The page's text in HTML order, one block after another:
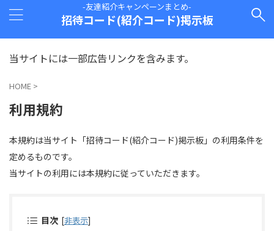
-友達紹介キャンペーンまとめ-
招待コード(紹介コード)掲示板
当サイトには一部広告リンクを含みます。
HOME >
利用規約
本規約は当サイト「招待コード(紹介コード)掲示板」の利用条件を
定めるものです。
当サイトの利用には本規約に従っていただきます。
目次 [非表示]